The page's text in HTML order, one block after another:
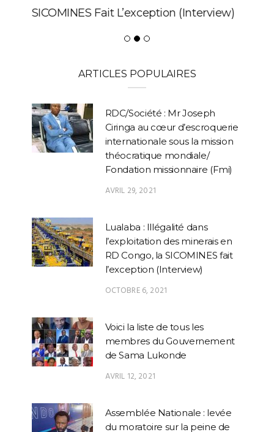
SICOMINES Fait L’exception (Interview)
ARTICLES POPULAIRES
RDC/Société : Mr Joseph
Ciringa au cœur d’escroquerie
internationale sous la mission
théocratique mondiale/
Fondation missionnaire (Fmi)
AVRIL 29, 2021
Lualaba : Illégalité dans
l’exploitation des minerais en
RD Congo, la SICOMINES fait
l’exception (Interview)
OCTOBRE 6, 2021
Voici la liste de tous les
membres du Gouvernement
de Sama Lukonde
AVRIL 12, 2021
Assemblée Nationale : levée
du moratoire sur la peine de